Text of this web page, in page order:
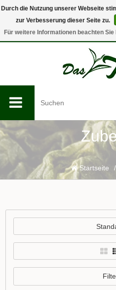
0
Startseite /
Durch die Nutzung unserer Webseite
zur Verbesserung dieser Seite zu.
Für weitere Informationen beachten